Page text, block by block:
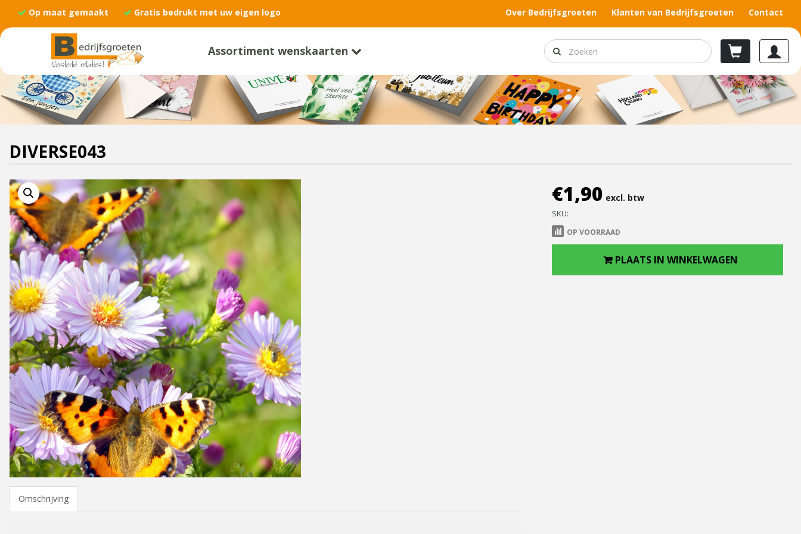
Op maat gemaakt Gratis bedrukt met uw eigen logo Contact
Klanten van Bedrijfsgroeten
Over Bedrijfsgroeten
Assortiment wenskaarten
DIVERSE043
€1,90 excl. btw
SKU:
OP VOORRAAD
PLAATS IN WINKELWAGEN
Omschrijving